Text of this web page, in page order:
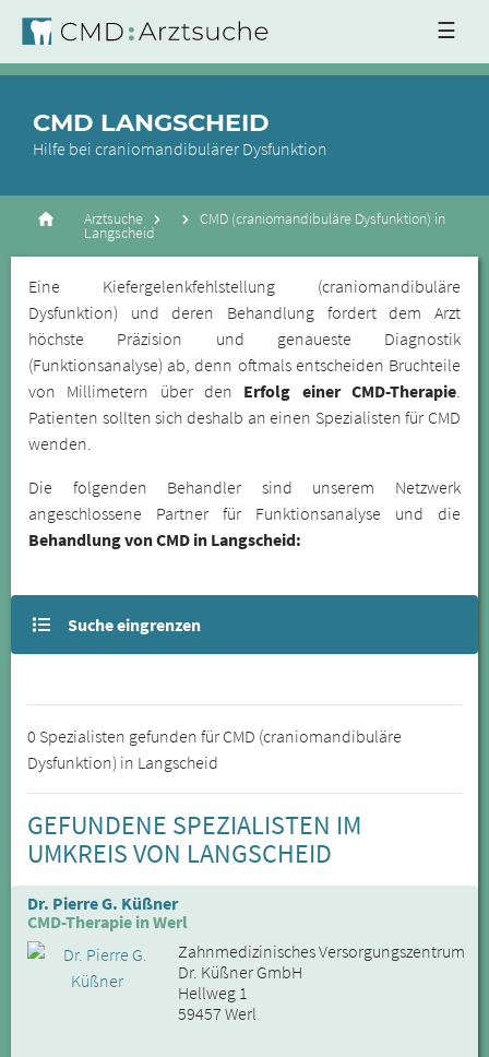
☰
CMD LANGSCHEID
Hilfe bei craniomandibulärer Dysfunktion
Arztsuche CMD (craniomandibuläre Dysfunktion) in
Langscheid
Eine Kiefergelenkfehlstellung (craniomandibuläre
Dysfunktion) und deren Behandlung fordert dem Arzt
höchste Präzision und genaueste Diagnostik
(Funktionsanalyse) ab, denn oftmals entscheiden Bruchteile
von Millimetern über den Erfolg einer CMD-Therapie.
Patienten sollten sich deshalb an einen Spezialisten für CMD
wenden.
Die folgenden Behandler sind unserem Netzwerk
angeschlossene Partner für Funktionsanalyse und die
Behandlung von CMD in Langscheid:
Suche eingrenzen
0 Spezialisten gefunden für CMD (craniomandibuläre
Dysfunktion) in Langscheid
GEFUNDENE SPEZIALISTEN IM
UMKREIS VON LANGSCHEID
Dr. Pierre G. Küßner
CMD-Therapie in Werl
Zahnmedizinisches Versorgungszentrum
Dr. Küßner GmbH
Hellweg 1
59457 Werl